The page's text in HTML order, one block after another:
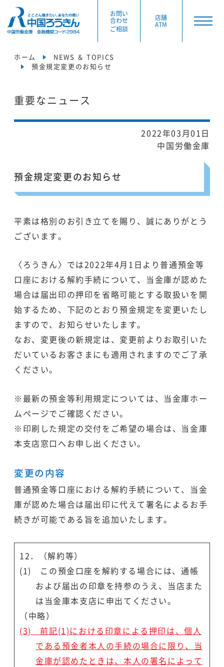
お問い
合わせ
ご相談
店舗
ATM
ホーム
NEWS ＆ TOPICS
預金規定変更のお知らせ
重要なニュース
2022年03月01日
中国労働金庫
預金規定変更のお知らせ
平素は格別のお引き立てを賜り、誠にありがとう
ございます。
〈ろうきん〉では2022年4月1日より普通預金等
口座における解約手続について、当金庫が認めた
場合は届出印の押印を省略可能とする取扱いを開
始するため、下記のとおり預金規定を変更いたし
ますので、お知らせいたします。
なお、変更後の新規定は、変更前よりお取引いた
だいているお客さまにも適用されますのでご了承
ください。
※最新の預金等利用規定については、当金庫ホー
ムページでご確認ください。
※印刷した規定の交付をご希望の場合は、当金庫
本支店窓口へお申し出ください。
変更の内容
普通預金等口座における解約手続について、当金
庫が認めた場合は届出印に代えて署名によるお手
続きが可能である旨を追加いたします。
12．（解約等）
(1) この預金口座を解約する場合には、通帳
および届出の印章を持参のうえ、当店また
は当金庫本支店に申出てください。
（中略）
(3) 前記(1)における印章による押印は、個人
である預金者本人の手続の場合に限り、当
金庫が認めたときは、本人の署名によって